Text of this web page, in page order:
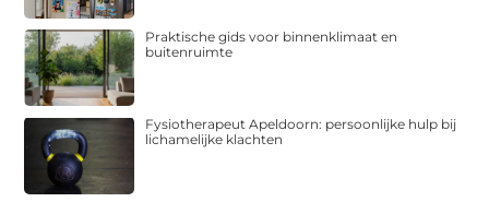
Praktische gids voor binnenklimaat en
buitenruimte
Fysiotherapeut Apeldoorn: persoonlijke hulp bij
lichamelijke klachten